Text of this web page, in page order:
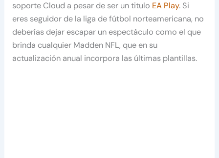
soporte Cloud a pesar de ser un titulo EA Play. Si
eres seguidor de la liga de fútbol norteamericana, no
deberías dejar escapar un espectáculo como el que
brinda cualquier Madden NFL, que en su
actualización anual incorpora las últimas plantillas.